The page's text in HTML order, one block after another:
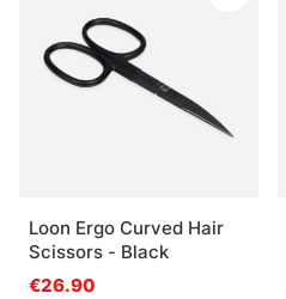
Loon Ergo Curved Hair
Scissors - Black
€26.90